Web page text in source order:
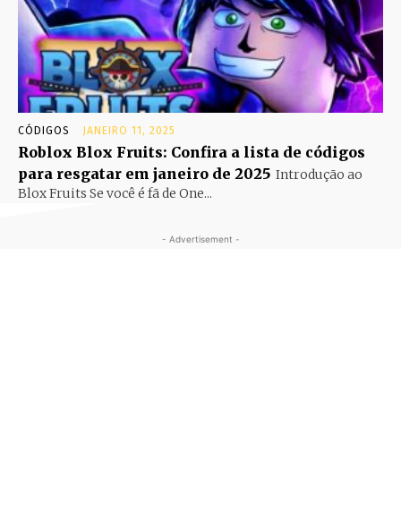
CÓDIGOS JANEIRO 11, 2025
Roblox Blox Fruits: Confira a lista de códigos
para resgatar em janeiro de 2025 Introdução ao
Blox Fruits Se você é fã de One...
- Advertisement -